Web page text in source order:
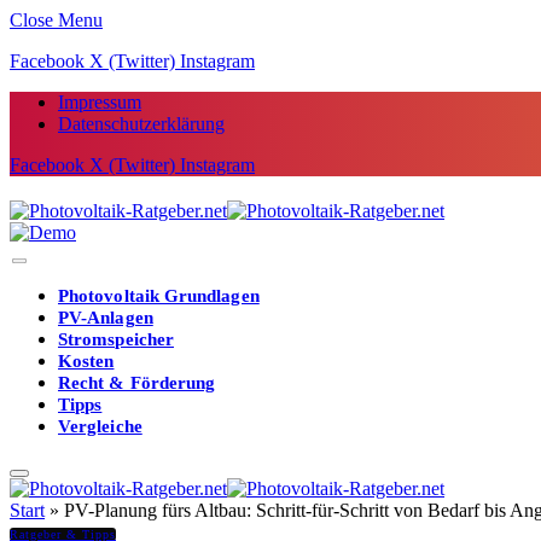
Close Menu
Facebook X (Twitter) Instagram
Impressum
Datenschutzerklärung
Facebook X (Twitter) Instagram
Photovoltaik Grundlagen
PV-Anlagen
Stromspeicher
Kosten
Recht & Förderung
Tipps
Vergleiche
Start » PV-Planung fürs Altbau: Schritt-für-Schritt von Bedarf bis
Ratgeber & Tipps